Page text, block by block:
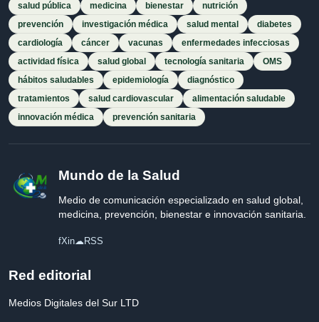
salud pública medicina bienestar
nutrición
prevención
investigación médica salud mental
diabetes
cardiología
cáncer vacunas
enfermedades infecciosas
actividad física
salud global tecnología sanitaria
OMS
hábitos saludables
epidemiología
diagnóstico
tratamientos
salud cardiovascular
alimentación saludable
innovación médica
prevención sanitaria
Mundo de la Salud
Medio de comunicación especializado en salud global,
medicina, prevención, bienestar e innovación sanitaria.
fXin☁RSS
Red editorial
Medios Digitales del Sur LTD